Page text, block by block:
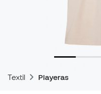
Textil Playeras